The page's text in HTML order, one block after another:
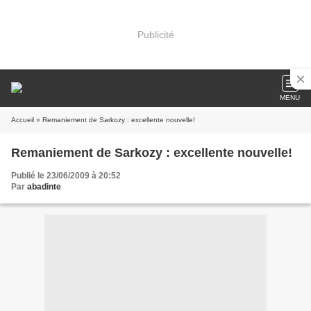
Publicité
MENU
Accueil » Remaniement de Sarkozy : excellente nouvelle!
Remaniement de Sarkozy : excellente nouvelle!
Publié le 23/06/2009 à 20:52
Par abadinte